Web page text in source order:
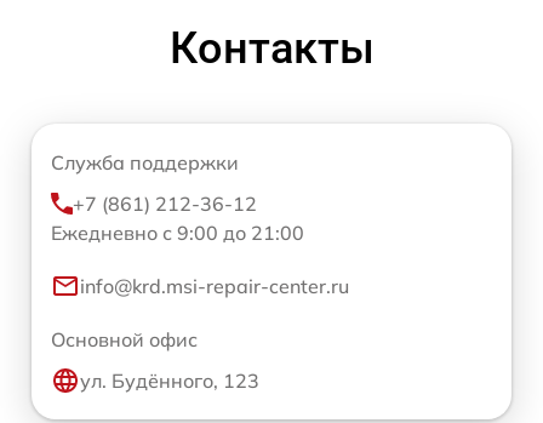
Контакты
Служба поддержки
+7 (861) 212-36-12
Ежедневно с 9:00 до 21:00
info@krd.msi-repair-center.ru
Основной офис
ул. Будённого, 123